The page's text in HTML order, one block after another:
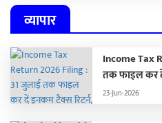
व्यापार
Income Tax
तक फाइल कर दें
लगेगा जुर्माना
23-Jun-2026